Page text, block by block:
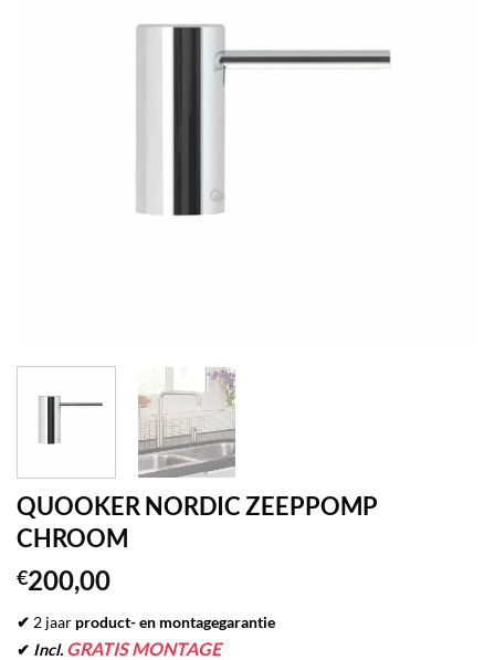
QUOOKER NORDIC ZEEPPOMP
CHROOM
€200,00
✔ 2 jaar product- en montagegarantie
✔ Incl. GRATIS MONTAGE